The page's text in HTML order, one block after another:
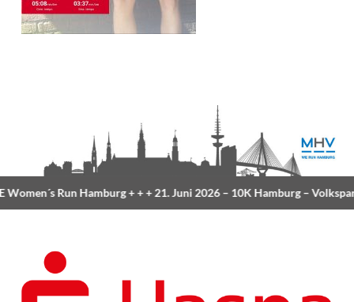
Run Hamburg+ + +21. Juni 2026 –10K Hamburg–